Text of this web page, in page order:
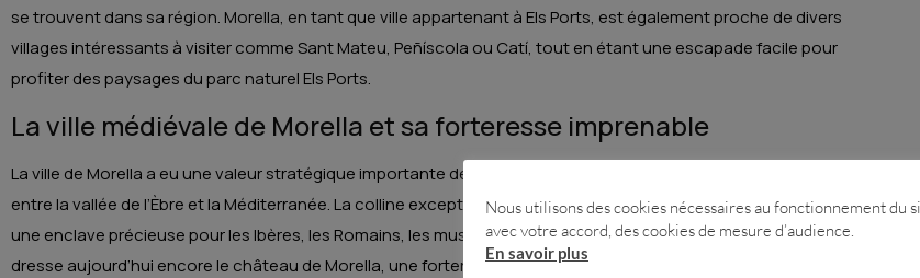
se trouvent dans sa région. Morella, en tant que ville appartenant à Els Ports, est également proche de divers
villages intéressants à visiter comme Sant Mateu, Peñíscola ou Catí, tout en étant une escapade facile pour
profiter des paysages du parc naturel Els Ports.
La ville médiévale de Morella et sa forteresse imprenable
La ville de Morella a eu une valeur stratégique importante depuis des temps immémoriaux en raison de sa situation
entre la vallée de l’Èbre et la Méditerranée. La colline exceptionnelle qui est le centre et la forteresse de la ville a été
une enclave précieuse pour les Ibères, les Romains, les musulmans et les chrétiens. Sur cette haute colline se
dresse aujourd’hui encore le château de Morella, une forteresse qui a eu une grande importance historique
Nous utilisons des cookies nécessaires au fonctionnement du
avec votre accord, des cookies de mesure d’audience.
En savoir plus